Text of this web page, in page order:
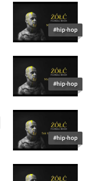
#hip-hop
#hip-hop
#hip-hop